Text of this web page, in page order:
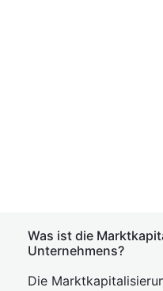
Was ist die
Unternehmens?
Die